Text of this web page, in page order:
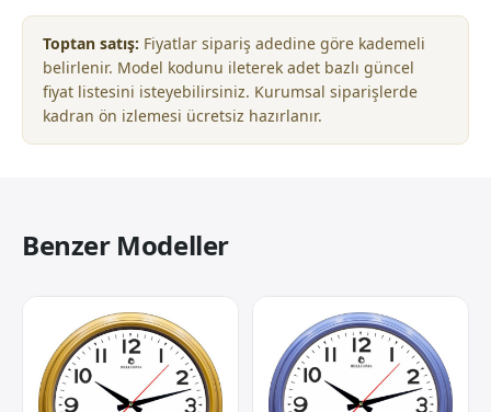
Toptan satış: Fiyatlar sipariş adedine göre kademeli
belirlenir. Model kodunu ileterek adet bazlı güncel
fiyat listesini isteyebilirsiniz. Kurumsal siparişlerde
kadran ön izlemesi ücretsiz hazırlanır.
Benzer Modeller